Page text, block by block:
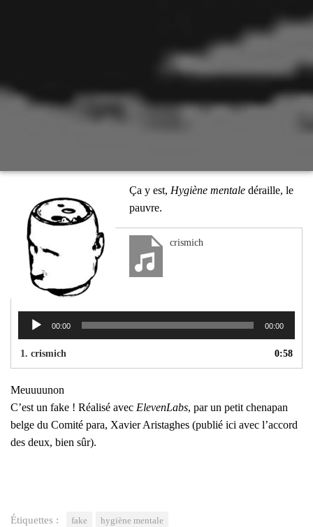
Ça y est, Hygiène men­tale déraille, le
pauvre.
crismich
00:00 00:00
1. crismich 0:58
Meuuuu­non
C’est un fake ! Réa­li­sé avec Ele­ven­Labs, par un petit che­na­pan
belge du Comi­té para, Xavier Aris­ta­ghes (publié ici avec l’ac­cord
des deux, bien sûr).
Étiquettes : fake hygiène mentale